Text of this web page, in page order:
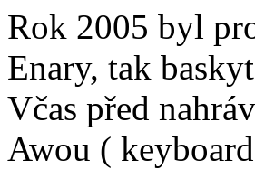
Rok 2005 byl
Enary, tak
Včas před
Awou (